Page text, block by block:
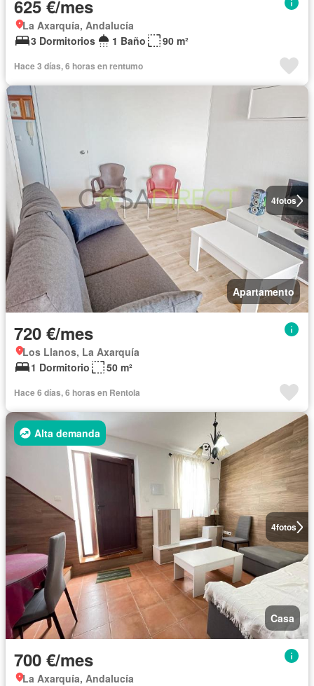
625 €/mes
La Axarquía, Andalucía
3 Dormitorios
1 Baño 90 m²
Hace 3 días, 6 horas en rentumo
4fotos
Apartamento
720 €/mes
Los Llanos, La Axarquía
1 Dormitorio
50 m²
Hace 6 días, 6 horas en Rentola
4fotos
Alta demanda
Casa
700 €/mes
La Axarquía, Andalucía